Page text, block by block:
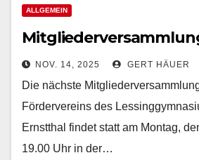
ALLGEMEIN
NOV. 14, 2025 GERT HÄUER
Die nächste
Fördervereins des
Ernstthal findet statt am Montag,
19.00 Uhr in der…